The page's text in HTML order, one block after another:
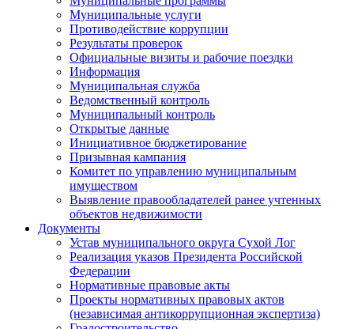
Муниципальные услуги
Противодействие коррупции
Результаты проверок
Официальные визиты и рабочие поездки
Информация
Муниципальная служба
Ведомственный контроль
Муниципальный контроль
Открытые данные
Инициативное бюджетирование
Призывная кампания
Комитет по управлению муниципальным
имуществом
Выявление правообладателей ранее учтенных
объектов недвижимости
Документы
Устав муниципального округа Сухой Лог
Реализация указов Президента Российской
Федерации
Нормативные правовые акты
Проекты нормативных правовых актов
(независимая антикоррупционная экспертиза)